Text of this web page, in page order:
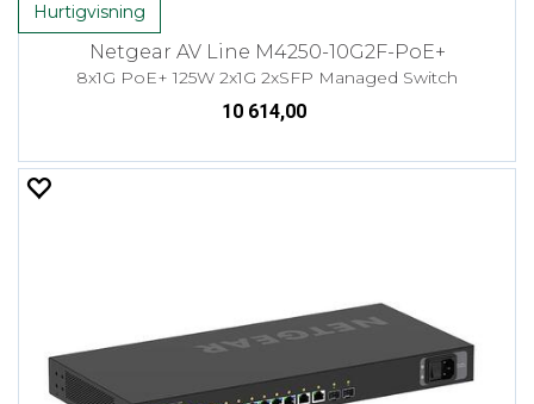
Hurtigvisning
Netgear AV Line M4250-10G2F-PoE+
8x1G PoE+ 125W 2x1G 2xSFP Managed Switch
10 614,00